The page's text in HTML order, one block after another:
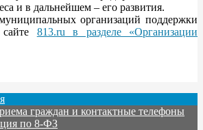
и в дальнейшем – его развития.
организаций поддержки
813.ru в разделе «Организации
граждан и контактные телефоны
по 8-ФЗ